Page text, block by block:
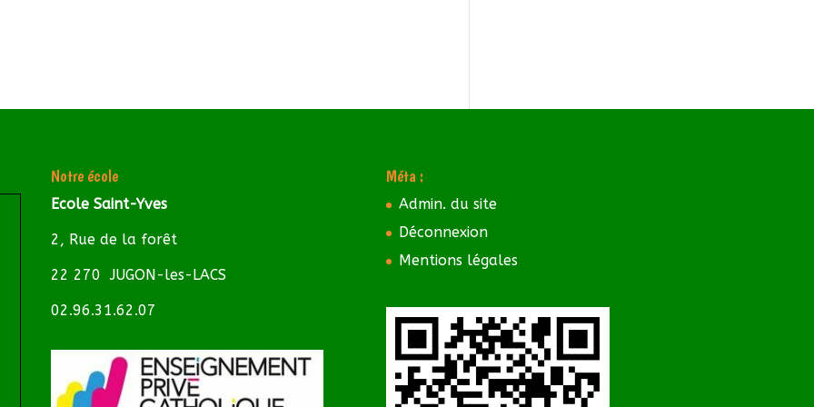
Notre école
Ecole Saint-Yves
2, Rue de la forêt
22 270 JUGON-les-LACS
02.96.31.62.07
Méta :
Admin. du site
Déconnexion
Mentions légales